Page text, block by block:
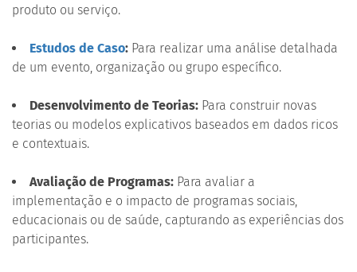
produto ou serviço.
Estudos de Caso: Para realizar uma análise detalhada
de um evento, organização ou grupo específico.
Desenvolvimento de Teorias: Para construir novas
teorias ou modelos explicativos baseados em dados ricos
e contextuais.
Avaliação de Programas: Para avaliar a
implementação e o impacto de programas sociais,
educacionais ou de saúde, capturando as experiências dos
participantes.